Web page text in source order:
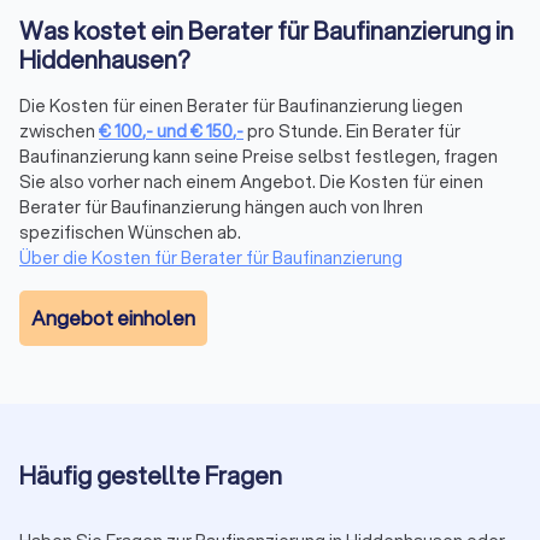
bringen.
Beratungsaufträge nach Maß
Die Beratung für die Baufinanzierung und andere
Finanzdienstleistung ist immer individuell. Die eigene
Finanzsituation und die persönlichen Lebensverhältnisse
spielen eine tragende Rolle. Entsprechend möchten Kunden
von Finanzberatungen nicht nur einen guten Berater mit
angepassten Finanzlösungen, sondern auch ein versiertes
Gegenüber, das mit Erfahrung, Fachkenntnis und Diskretion
überzeugt. Während manchmal eine Onlineberatung
ausreichend sein kann, bietet die persönliche Vorortberatung
Informieren Sie sich bei Trustlocal zu passenden Beratern für
die Baufinanzierung aus Deutschland oder direkt in Ihrer Nähe.
Was kostet ein Berater für Baufinanzierung in
Hiddenhausen?
Die Kosten für einen Berater für Baufinanzierung liegen
zwischen €100,-und€150,-pro Stunde. Ein Berater für
Baufinanzierung kann seine Preise selbst festlegen, fragen
Sie also vorher nach einem Angebot. Die Kosten für einen
Berater für Baufinanzierung hängen auch von Ihren
spezifischen Wünschen ab.
Über die Kosten für Berater für Baufinanzierung
Angebot einholen
Häufig gestellte Fragen